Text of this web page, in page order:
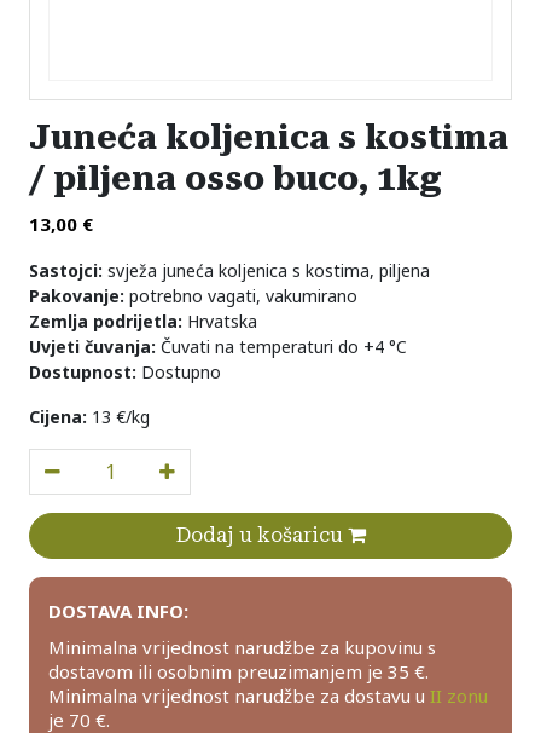
Juneća koljenica s kostima
/ piljena osso buco, 1kg
13,00 €
Sastojci: svježa juneća koljenica s kostima, piljena
Pakovanje: potrebno vagati, vakumirano
Zemlja podrijetla: Hrvatska
Uvjeti čuvanja: Čuvati na temperaturi do +4 °C
Dostupnost: Dostupno
Cijena: 13 €/kg
Juneća koljenica s kostima / piljena osso buco, 1kg količina
Dodaj u košaricu
DOSTAVA INFO:
Minimalna vrijednost narudžbe za kupovinu s
dostavom ili osobnim preuzimanjem je 35 €.
Minimalna vrijednost narudžbe za dostavu u II zonu
je 70 €.